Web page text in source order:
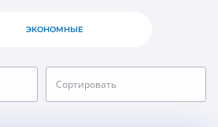
ЭКОНОМНЫЕ
Сортировать